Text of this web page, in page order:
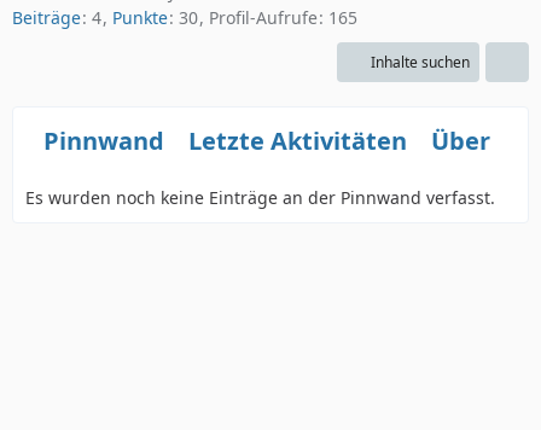
Beiträge 4 Punkte 30 Profil-Aufrufe 165
Inhalte suchen
Pinnwand Letzte Aktivitäten Über
Es wurden noch keine Einträge an der Pinnwand verfasst.